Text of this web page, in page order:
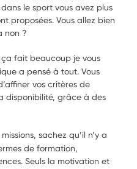
le sport vous avez plus
proposées. Vous allez bien
non ?
fait beaucoup je vous
a pensé à tout. Vous
vos critères de
disponibilité, grâce à des
sachez qu’il n’y a
de formation,
Seuls la motivation et